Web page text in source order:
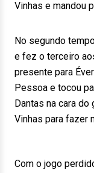
Vinhas e mandou
No segundo
e fez o terceiro
presente para
Pessoa e tocou
Dantas na cara
Vinhas para fazer
Com o jogo